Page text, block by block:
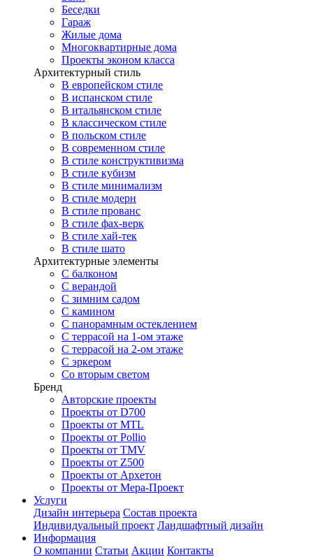
Беседки
Гараж
Жилые дома
Многоквартирные дома
Проекты эконом класса
Архитектурный стиль
В европейском стиле
В испанском стиле
В итальянском стиле
В классическом стиле
В польском стиле
В современном стиле
В стиле конструктивизма
В стиле кубизм
В стиле минимализм
В стиле модерн
В стиле прованс
В стиле фах-верк
В стиле хай-тек
В стиле шато
Архитектурные элементы
С балконом
С верандой
С зимним садом
С камином
С панорамным остеклением
С террасой на 1-ом этаже
С террасой на 2-ом этаже
С эркером
Со вторым светом
Бренд
Авторские проекты
Проекты от D700
Проекты от MTL
Проекты от Pollio
Проекты от TMV
Проекты от Z500
Проекты от Архетон
Проекты от Мера-Проект
Услуги
Дизайн интерьера Состав проекта
Индивидуальный проект Ландшафтный дизайн
Информация
О компании Статьи Акции Контакты